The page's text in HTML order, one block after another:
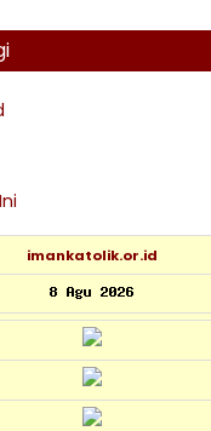
imankatolik.or.id